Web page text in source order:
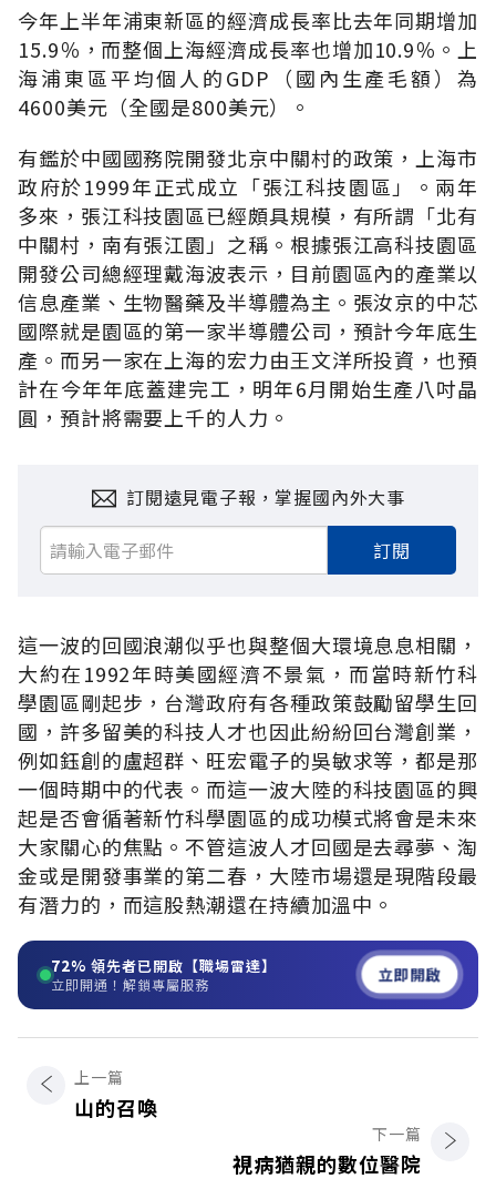
今年上半年浦東新區的經濟成長率比去年同期增加
15.9％，而整個上海經濟成長率也增加10.9％。上
海浦東區平均個人的GDP（國內生產毛額）為
4600美元（全國是800美元）。
有鑑於中國國務院開發北京中關村的政策，上海市
政府於1999年正式成立「張江科技園區」。兩年
多來，張江科技園區已經頗具規模，有所謂「北有
中關村，南有張江園」之稱。根據張江高科技園區
開發公司總經理戴海波表示，目前園區內的產業以
信息產業、生物醫藥及半導體為主。張汝京的中芯
國際就是園區的第一家半導體公司，預計今年底生
產。而另一家在上海的宏力由王文洋所投資，也預
計在今年年底蓋建完工，明年6月開始生產八吋晶
圓，預計將需要上千的人力。
訂閱遠見電子報，掌握國內外大事
訂閱
這一波的回國浪潮似乎也與整個大環境息息相關，
大約在1992年時美國經濟不景氣，而當時新竹科
學園區剛起步，台灣政府有各種政策鼓勵留學生回
國，許多留美的科技人才也因此紛紛回台灣創業，
例如鈺創的盧超群、旺宏電子的吳敏求等，都是那
一個時期中的代表。而這一波大陸的科技園區的興
起是否會循著新竹科學園區的成功模式將會是未來
大家關心的焦點。不管這波人才回國是去尋夢、淘
金或是開發事業的第二春，大陸市場還是現階段最
有潛力的，而這股熱潮還在持續加溫中。
72% 領先者已開啟【職場雷達】
立即開通！解鎖專屬服務 立即開啟
上一篇
山的召喚
下一篇
視病猶親的數位醫院